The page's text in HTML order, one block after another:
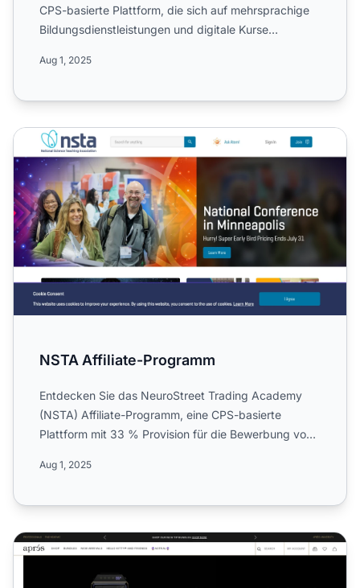
CPS-basierte Plattform, die sich auf mehrsprachige
Bildungsdienstleistungen und digitale Kurse
Aug 1, 2025
NSTA Affiliate-Programm
NSTA Affiliate-Programm
Entdecken Sie das NeuroStreet Trading Academy
(NSTA) Affiliate-Programm, eine CPS-basierte
Plattform mit 33 % Provision für die Bewerbung von
Aug 1, 2025
Apres Nail Affiliate-Programm